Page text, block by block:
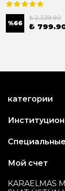
%66
₺ 2,339.90
₺
категории
Мой счет
KARAELMAS